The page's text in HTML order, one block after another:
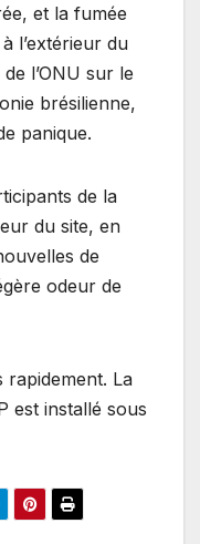
et la fumée
l’extérieur du
l’ONU sur le
brésilienne,
panique.
de la
du site, en
de
odeur de
rapidement. La
est installé sous